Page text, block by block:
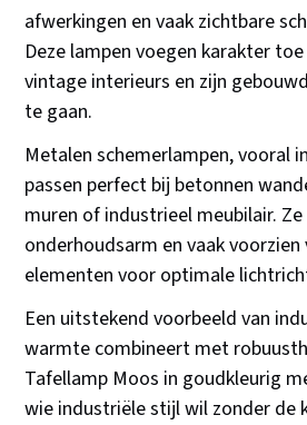
afwerkingen en vaak zichtbare
Deze lampen voegen karakter
vintage interieurs en zijn
te gaan.
Metalen schemerlampen, vooral
passen perfect bij betonnen
muren of industrieel meubilair.
onderhoudsarm en vaak
elementen voor optimale
Een uitstekend voorbeeld van
warmte combineert met
Tafellamp Moos in goudkleurig
wie industriële stijl wil zonder de